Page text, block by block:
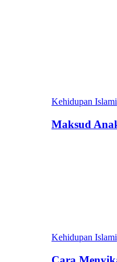
Kehidupan Islami
Maksud
Kehidupan Islami